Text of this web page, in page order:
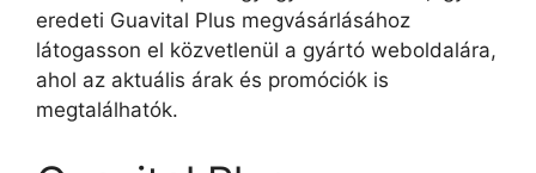
eredeti Guavital Plus megvásárlásához
látogasson el közvetlenül a gyártó weboldalára,
ahol az aktuális árak és promóciók is
megtalálhatók.